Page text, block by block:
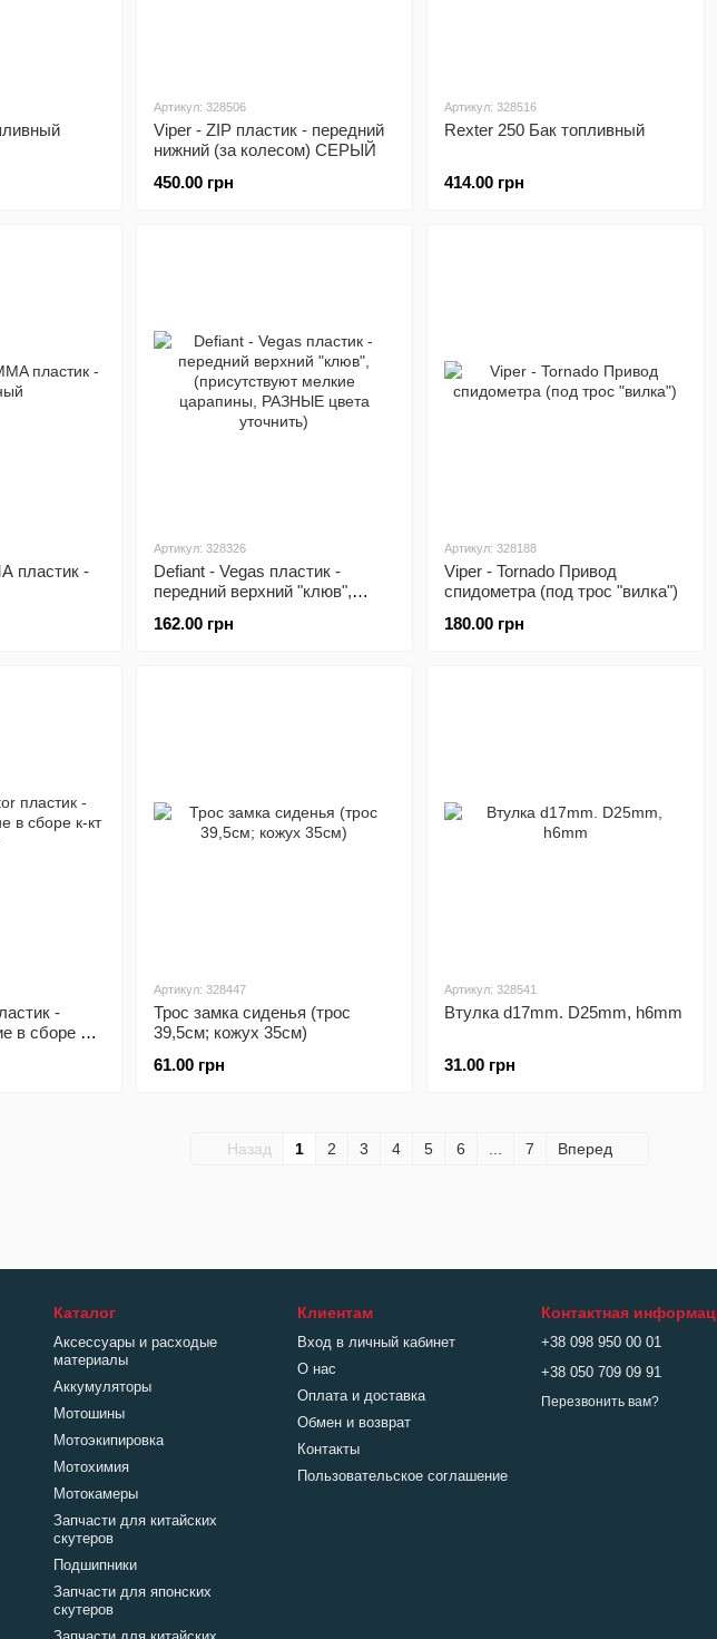
Артикул: 328506
Viper - ZIP пластик - передний
нижний (за колесом) СЕРЫЙ
450.00 грн
Артикул: 328516
Rexter 250 Бак топливный
414.00 грн
пластик -
Артикул: 328326
Defiant - Vegas пластик -
передний верхний "клюв",
царапины, РАЗНЫЕ цвета
162.00 грн
Артикул: 328188
Viper - Tornado Привод
спидометра (под трос "вилка")
180.00 грн
-
в сборе к-
Артикул: 328447
Трос замка сиденья (трос
39,5см; кожух 35см)
61.00 грн
Артикул: 328541
Втулка d17mm. D25mm, h6mm
31.00 грн
Назад 1 2 3 4 5 6 7 Вперед
Каталог
Аксессуары и расходые
материалы
Аккумуляторы
Мотошины
Мотоэкипировка
Мотохимия
Мотокамеры
Запчасти для китайских
скутеров
Подшипники
Запчасти для японских
скутеров
Клиентам
Вход в личный кабинет
О нас
Оплата и доставка
Обмен и возврат
Контакты
Пользовательское соглашение
Контактная
+38 098 950 00 01
+38 050 709 09 91
Перезвонить вам?